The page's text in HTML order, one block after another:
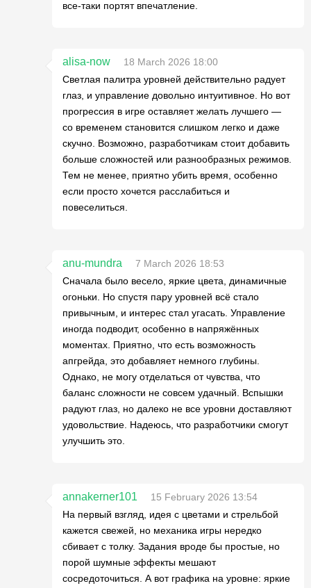
все-таки портят впечатление.
alisa-now
18 March 2026 18:00
Светлая палитра уровней действительно радует
глаз, и управление довольно интуитивное. Но вот
прогрессия в игре оставляет желать лучшего —
со временем становится слишком легко и даже
скучно. Возможно, разработчикам стоит добавить
больше сложностей или разнообразных режимов.
Тем не менее, приятно убить время, особенно
если просто хочется расслабиться и
повеселиться.
anu-mundra
7 March 2026 18:53
Сначала было весело, яркие цвета, динамичные
огоньки. Но спустя пару уровней всё стало
привычным, и интерес стал угасать. Управление
иногда подводит, особенно в напряжённых
моментах. Приятно, что есть возможность
апгрейда, это добавляет немного глубины.
Однако, не могу отделаться от чувства, что
баланс сложности не совсем удачный. Вспышки
радуют глаз, но далеко не все уровни доставляют
удовольствие. Надеюсь, что разработчики смогут
улучшить это.
annakerner101
15 February 2026 13:54
На первый взгляд, идея с цветами и стрельбой
кажется свежей, но механика игры нередко
сбивает с толку. Задания вроде бы простые, но
порой шумные эффекты мешают
сосредоточиться. А вот графика на уровне: яркие